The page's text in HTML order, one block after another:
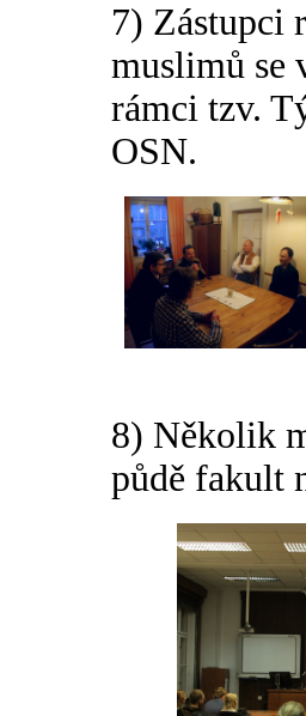
7) Zástupci
muslimů se
rámci tzv.
OSN.
8) Několik
půdě fakult